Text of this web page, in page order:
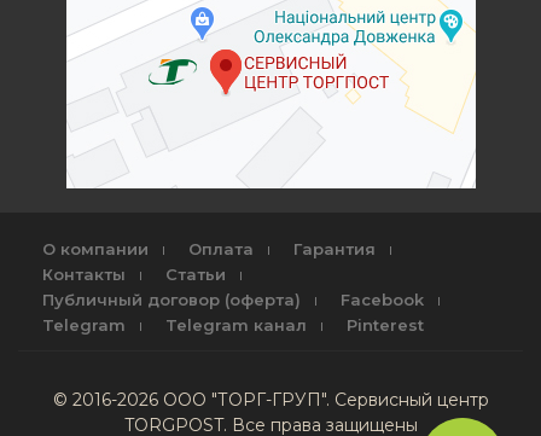
О компании Оплата
Гарантия
Контакты
Статьи
Публичный договор (оферта)
Facebook
Telegram
Telegram канал Pinterest
© 2016-2026 ООО "ТОРГ-ГРУП". Сервисный центр
TORGPOST. Все права защищены